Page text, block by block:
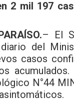
2 mil 197
– El
del
casos
N°44